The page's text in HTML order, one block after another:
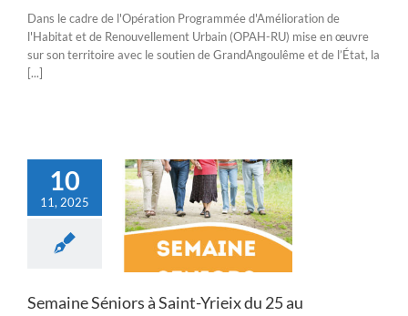
Dans le cadre de l'Opération Programmée d'Amélioration de
l'Habitat et de Renouvellement Urbain (OPAH-RU) mise en œuvre
sur son territoire avec le soutien de GrandAngoulême et de l’État, la
[...]
10
11, 2025
Séniors à Saint-
11/2025
Semaine Séniors à Saint-Yrieix du 25 au